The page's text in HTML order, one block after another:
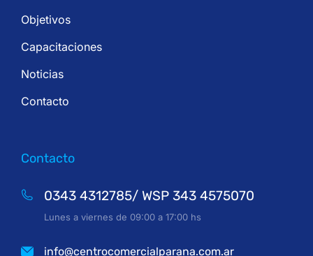
Objetivos
Capacitaciones
Noticias
Contacto
Contacto
0343 4312785/ WSP 343 4575070
Lunes a viernes de 09:00 a 17:00 hs
info@centrocomercialparana.com.ar